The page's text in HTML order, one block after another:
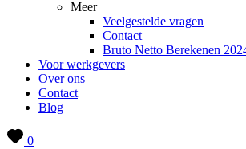
Meer
Veelgestelde vragen
Contact
Bruto Netto Berekenen
Voor werkgevers
Over ons
Contact
Blog
0